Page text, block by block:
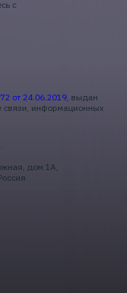
с
от 24.06.2019 , выдан
связи, информационных
дом 1А,